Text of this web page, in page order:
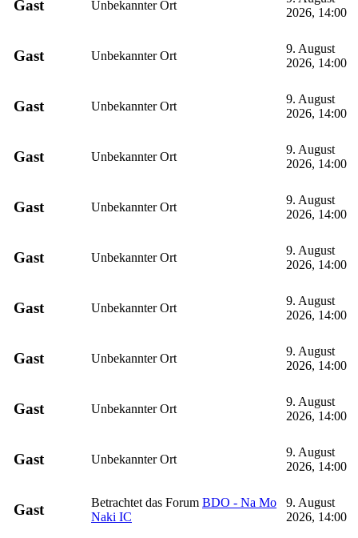
Gast Unbekannter Ort
2026, 14:00
Gast Unbekannter Ort
9. August
2026, 14:00
Gast Unbekannter Ort
9. August
2026, 14:00
Gast Unbekannter Ort
9. August
2026, 14:00
Gast Unbekannter Ort
9. August
2026, 14:00
Gast Unbekannter Ort
9. August
2026, 14:00
Gast Unbekannter Ort
9. August
2026, 14:00
Gast Unbekannter Ort
9. August
2026, 14:00
Gast Unbekannter Ort
9. August
2026, 14:00
Gast Unbekannter Ort
9. August
2026, 14:00
Gast Betrachtet das Forum BDO - Na Mo
Naki IC
9. August
2026, 14:00